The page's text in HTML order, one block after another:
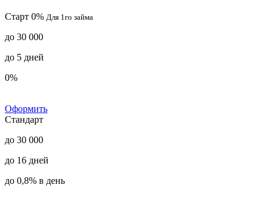
Старт 0% Для 1го займа
до 30 000
до 5 дней
0%
Оформить
Стандарт
до 30 000
до 16 дней
до 0,8% в день